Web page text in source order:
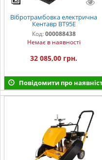
Вібротрамбовка електрична
Кентавр ВТ95E
Код: 000088438
Немає в наявності
32 085,00 грн.
Повідомити про